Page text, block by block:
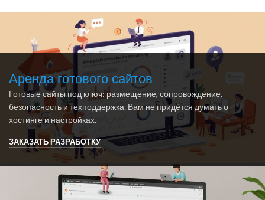
Аренда готового сайтов
Готовые сайты под ключ: размещение, сопровождение,
безопасность и техподдержка. Вам не придётся думать о
хостинге и настройках.
ЗАКАЗАТЬ РАЗРАБОТКУ